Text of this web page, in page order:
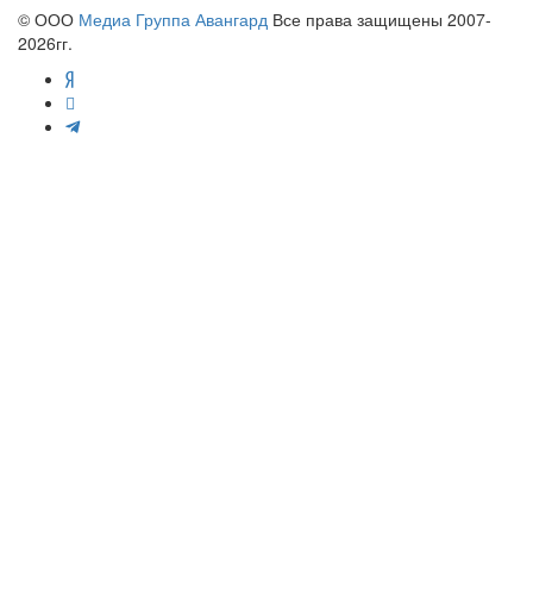
© ООО Медиа Группа Авангард Все права защищены 2007-
2026гг.